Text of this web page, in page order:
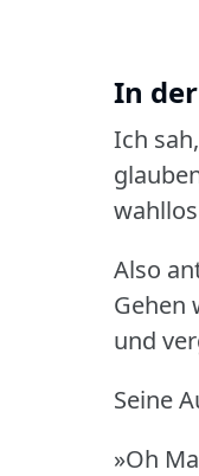
In
Ich
Also
Gehen
und
Seine
»Oh